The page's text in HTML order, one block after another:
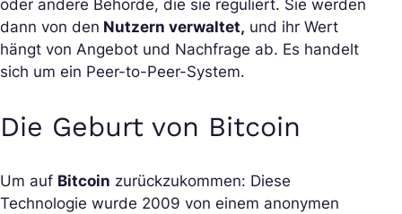
oder andere Behörde, die sie reguliert. Sie werden
dann von den Nutzern verwaltet, und ihr Wert
hängt von Angebot und Nachfrage ab. Es handelt
sich um ein Peer-to-Peer-System.
Die Geburt von Bitcoin
Um auf Bitcoin zurückzukommen: Diese
Technologie wurde 2009 von einem anonymen